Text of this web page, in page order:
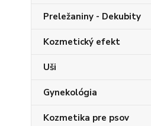
Preležaniny - Dekubity
Kozmetický efekt
Uši
Gynekológia
Kozmetika pre psov